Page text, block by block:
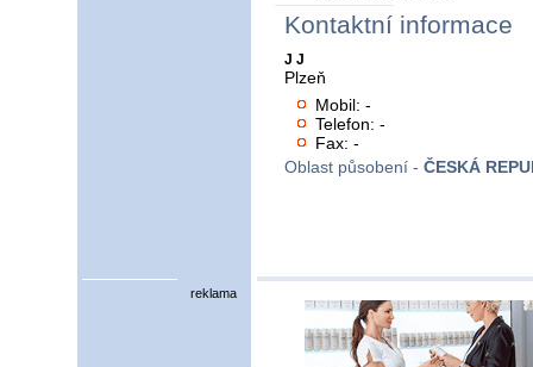
Kontaktní informace
J J
Plzeň
Mobil: -
Telefon: -
Fax: -
Oblast působení - ČESKÁ
reklama